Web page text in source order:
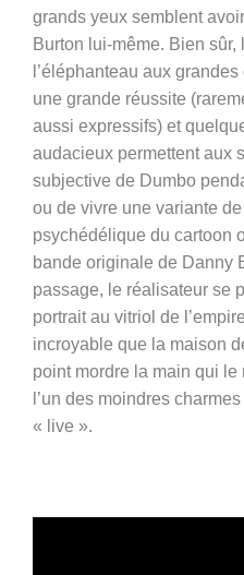
grands yeux semblent
Burton lui-même. Bien sûr,
l’éléphanteau aux
une grande réussite
aussi expressifs) et
audacieux permettent aux
subjective de Dumbo
ou de vivre une variante
psychédélique du cartoon
bande originale de Danny
passage, le réalisateur se
portrait au vitriol de
incroyable que la maison
point mordre la main qui le
l’un des moindres
« live ».